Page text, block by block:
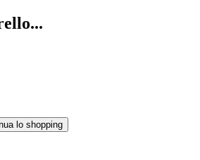
lo shopping